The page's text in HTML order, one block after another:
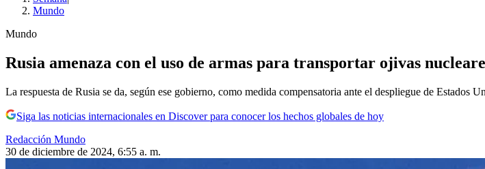
Mundo
Mundo
Rusia amenaza con el uso de armas para transportar ojivas
La respuesta de Rusia se da, según ese gobierno, como medida compensatoria ante el despliegue de Estados
Siga las noticias internacionales en Discover para conocer los hechos globales de hoy
Redacción Mundo
30 de diciembre de 2024, 6:55 a. m.